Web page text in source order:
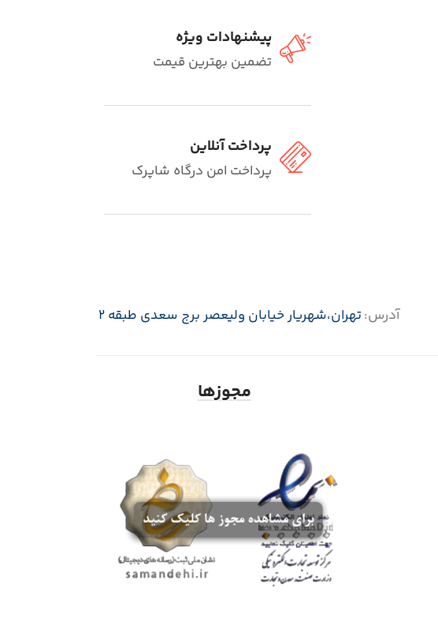
پیشنهادات ویژه
تضمین بهترین قیمت
پرداخت آنلاین
پرداخت امن درگاه شاپرک
آدرس:تهران،‌شهریار خیابان ولیعصر برج سعدی طبقه 2
مجوزها